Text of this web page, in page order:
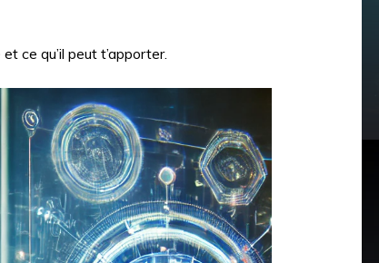
ce qu’il peut t’apporter.